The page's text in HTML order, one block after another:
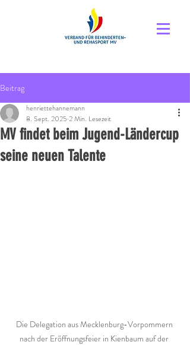
Beitrag
MV findet beim Jugend-Ländercup
seine neuen Talente
henriettehannemann
8. Sept. 2025 2 Min. Lesezeit
Die Delegation aus Mecklenburg-Vorpommern
nach der Eröffnungsfeier in Kienbaum auf der